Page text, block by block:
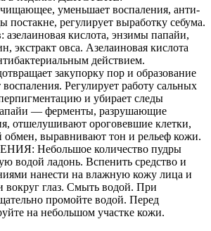
уменьшает воспаления, анти-
постакне, регулирует выработку себума.
азелаиновая кислота, энзимы папайи,
экстракт овса. Азелаиновая кислота
действием.
закупорку пор и образование
Регулирует работу сальных
и убирает следы
— ферменты, разрушающие
отшелушивают ороговевшие клетки,
обмен, выравнивают тон и рельеф кожи.
Небольшое количество пудры
водой ладонь. Вспенить средство и
нанести на влажную кожу лица и
вокруг глаз. Смыть водой. При
промойте водой. Перед
на небольшом участке кожи.